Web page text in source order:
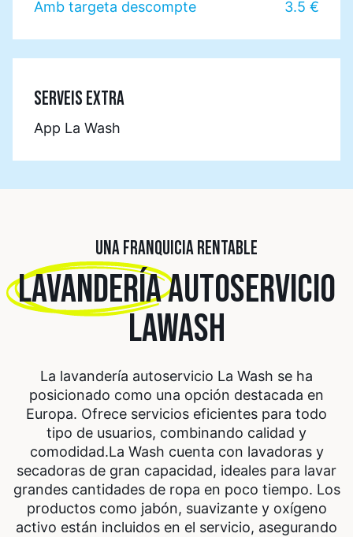
Amb targeta descompte 3.5 €
SERVEIS EXTRA
App La Wash
UNA FRANQUICIA RENTABLE
LAVANDERÍAAUTOSERVICIO
LAWASH
La lavandería autoservicio La Wash se ha
posicionado como una opción destacada en
Europa. Ofrece servicios eficientes para todo
tipo de usuarios, combinando calidad y
comodidad.La Wash cuenta con lavadoras y
secadoras de gran capacidad, ideales para lavar
grandes cantidades de ropa en poco tiempo. Los
productos como jabón, suavizante y oxígeno
activo están incluidos en el servicio, asegurando